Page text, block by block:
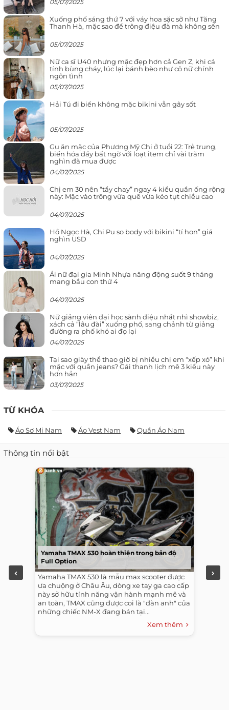
05/07/2025
Xuống phố sáng thứ 7 với váy hoa sặc sỡ như Tăng
Thanh Hà, mặc sao để trông điệu đà mà không sến
05/07/2025
Nữ ca sĩ U40 nhưng mặc đẹp hơn cả Gen Z, khi cá
tính bùng cháy, lúc lại bánh bèo như cô nữ chính
ngôn tình
05/07/2025
Hải Tú đi biển không mặc bikini vẫn gây sốt
05/07/2025
Gu ăn mặc của Phương Mỹ Chi ở tuổi 22: Trẻ trung,
biến hóa đầy bất ngờ với loạt item chỉ vài trăm
nghìn đã mua được
04/07/2025
Chị em 30 nên “tẩy chay” ngay 4 kiểu quần ống rộng
này: Mặc vào trông vừa quê vừa kéo tụt chiều cao
04/07/2025
Hồ Ngọc Hà, Chi Pu so body với bikini “tí hon” giá
nghìn USD
04/07/2025
Ái nữ đại gia Minh Nhựa năng động suốt 9 tháng
mang bầu con thứ 4
04/07/2025
Nữ giảng viên đại học sành điệu nhất nhì showbiz,
xách cả “lâu đài” xuống phố, sang chảnh từ giảng
đường ra phố khó ai đọ lại
04/07/2025
Tại sao giày thể thao giờ bị nhiều chị em “xếp xó” khi
mặc với quần jeans? Gái thanh lịch mê 3 kiểu này
hơn hẳn
03/07/2025
TỪ KHÓA
Áo Sơ Mi Nam Áo Vest Nam Quần Áo Nam
Thông tin nổi bật
Yamaha TMAX 530 hoàn thiện trong bản độ
Full Option
Yamaha TMAX 530 là mẫu max scooter được
ưa chuộng ở Châu Âu, dòng xe tay ga cao cấp
này sở hữu tính năng vận hành mạnh mẽ và
an toàn, TMAX cũng được coi là "đàn anh" của
những chiếc NM-X đang bán tại...
Xem thêm